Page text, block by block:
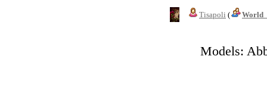
Tisapoli (
Models: